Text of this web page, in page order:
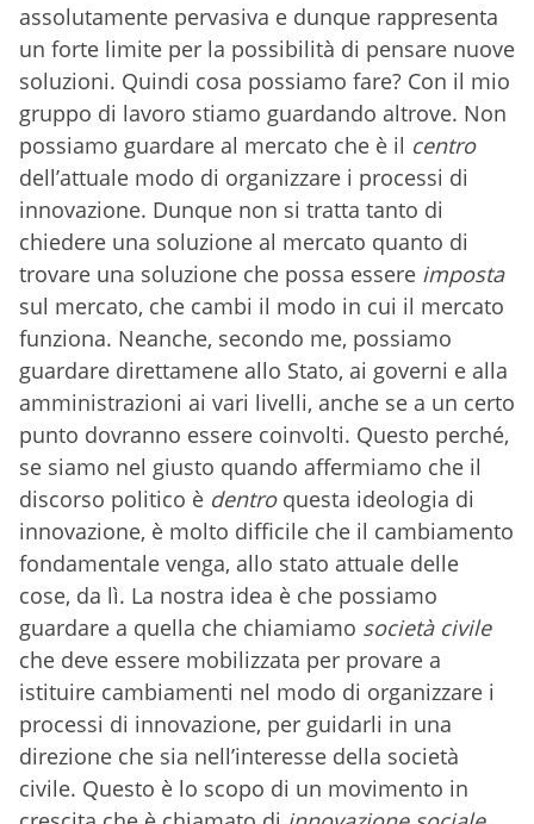
assolutamente pervasiva e dunque rappresenta
un forte limite per la possibilità di pensare nuove
soluzioni. Quindi cosa possiamo fare? Con il mio
gruppo di lavoro stiamo guardando altrove. Non
possiamo guardare al mercato che è il centro
dell’attuale modo di organizzare i processi di
innovazione. Dunque non si tratta tanto di
chiedere una soluzione al mercato quanto di
trovare una soluzione che possa essere imposta
sul mercato, che cambi il modo in cui il mercato
funziona. Neanche, secondo me, possiamo
guardare direttamene allo Stato, ai governi e alla
amministrazioni ai vari livelli, anche se a un certo
punto dovranno essere coinvolti. Questo perché,
se siamo nel giusto quando affermiamo che il
discorso politico è dentroquesta ideologia di
innovazione, è molto difficile che il cambiamento
fondamentale venga, allo stato attuale delle
cose, da lì. La nostra idea è che possiamo
guardare a quella che chiamiamo società civile
che deve essere mobilizzata per provare a
istituire cambiamenti nel modo di organizzare i
processi di innovazione, per guidarli in una
direzione che sia nell’interesse della società
civile. Questo è lo scopo di un movimento in